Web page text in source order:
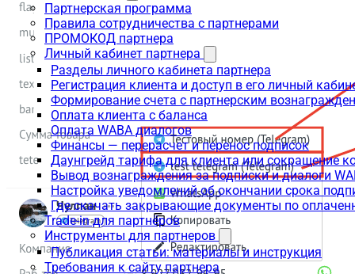
Партнерская программа
Правила сотрудничества с партнерами
ПРОМОКОД партнера
Личный кабинет партнера
Разделы личного кабинета партнера
Регистрация клиента и доступ в его личный
Формирование счета с партнерским
Оплата клиента с баланса
Оплата WABA диалогов
Финансы — перерасчет и перенос подписок
Даунгрейд тарифа для клиента или сокращение
Вывод вознаграждения за подписки и диалоги
Настройка уведомлений об окончании срока
Где скачать закрывающие документы по
Trade-in для партнёров
Инструменты для партнеров
Публикация статьи: материалы и инструкция
Требования к сайту партнера